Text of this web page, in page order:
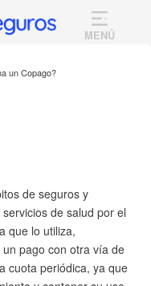
MENÚ
un Copago?
de seguros y
de salud por el
que lo utiliza,
pago con otra vía de
cuota periódica, ya que